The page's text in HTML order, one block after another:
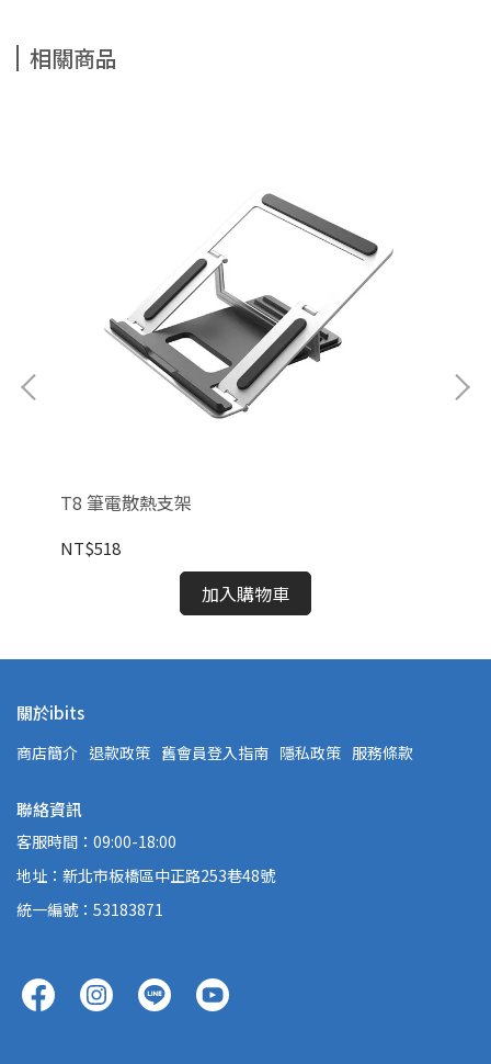
相關商品
T8 筆電散熱支架
NT$518
加入購物車
關於ibits
商店簡介 退款政策 舊會員登入指南 隱私政策 服務條款
聯絡資訊
客服時間：09:00-18:00
地址：新北市板橋區中正路253巷48號
統一編號：53183871